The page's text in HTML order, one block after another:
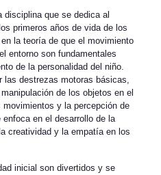
que se dedica al
primeros años de vida de los
la teoría de que el movimiento
entorno son fundamentales
de la personalidad del niño.
las destrezas motoras básicas,
de los objetos en el
y la percepción de
en el desarrollo de la
creatividad y la empatía en los
inicial son divertidos y se